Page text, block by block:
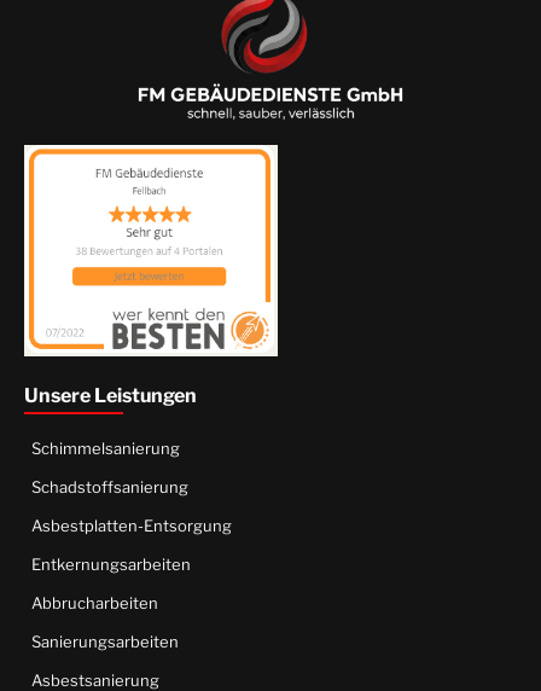
Unsere Leistungen
Schimmelsanierung
Schadstoffsanierung
Asbestplatten-Entsorgung
Entkernungsarbeiten
Abbrucharbeiten
Sanierungsarbeiten
Asbestsanierung